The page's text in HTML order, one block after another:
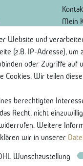
Mein
Vertrag Widerrufen -
© 2021 Villa
Website und
(z.B. IP-Adresse), um
oder Zugriffe auf
Cookies. Wir teilen
berechtigten
Recht, nicht
Weitere
wir in unserer
Wunschzustellung